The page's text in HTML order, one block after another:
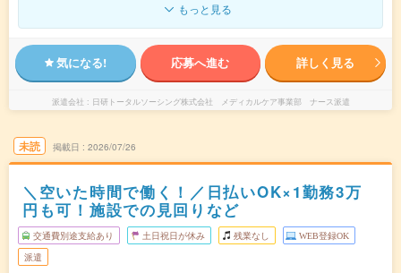
もっと見る
気になる! 応募へ進む 詳しく見る
派遣会社 日研トータルソーシング株式会社 メディカルケア事業部 ナース派遣
未読 掲載日 2026/07/26
＼空いた時間で働く！／日払いOK×1勤務3万
円も可！施設での見回りなど
交通費別途支給あり 土日祝日が休み 残業なし WEB登録OK
派遣